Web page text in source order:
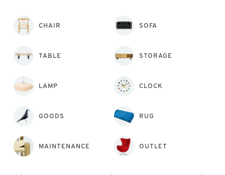
CHAIR SOFA
TABLE STORAGE
LAMP CLOCK
GOODS RUG
MAINTENANCE OUTLET